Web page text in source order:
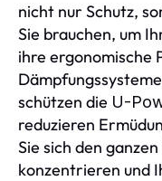
nicht nur Schutz,
Sie brauchen, um
ihre ergonomische
schützen die U-
reduzieren
Sie sich den
konzentrieren und